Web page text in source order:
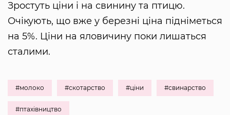
Зростуть ціни і на свинину та птицю.
Очікують, що вже у березні ціна підніметься
на 5%. Ціни на яловичину поки лишаться
сталими.
#молоко #скотарство #ціни #свинарство
#птахівництво